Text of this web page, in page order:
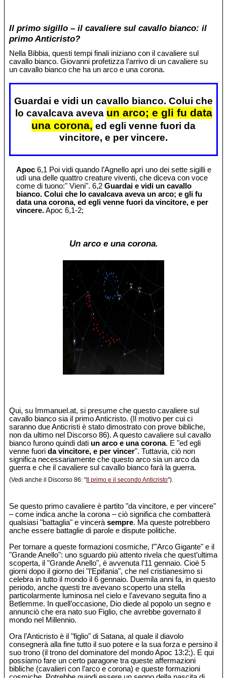
Il primo sigillo – il cavaliere sul cavallo bianco: il
primo Anticristo?
Nella Bibbia, questi tempi finali iniziano con il cavaliere sul
cavallo bianco. Giovanni profetizza l’arrivo di un cavaliere su
un cavallo bianco che ha un arco e una corona.
Guardai e vidi un cavallo bianco. Colui che
lo cavalcava aveva un arco; e gli fu data
una corona, ed egli venne fuori da
vincitore, e per vincere.
Apoc 6,1 Poi vidi quando l’Agnello aprì uno dei sette sigilli e
udì una delle quattro creature viventi, che diceva con voce
come di tuono:" Vieni". 6,2Guardai e vidi un cavallo
bianco. Colui che lo cavalcava aveva un arco; e gli fu
data una corona, ed egli venne fuori da vincitore, e per
vincere.Apoc 6,1-2;
Un arco e una corona.
Qui, su Immanuel.at, si presume che questo cavaliere sul
cavallo bianco sia il primo Anticristo. (Il motivo per cui ci
saranno due Anticristi è stato dimostrato con prove bibliche,
non da ultimo nel Discorso 86). A questo cavaliere sul cavallo
bianco furono quindi dati un arco e una corona. E "ed egli
venne fuorida vincitore, e per vincer". Tuttavia, ciò non
significa necessariamente che questo arco sia un arco da
guerra e che il cavaliere sul cavallo bianco farà la guerra.
(Vedi anche il Discorso 86: " Il primo e il secondo Anticristo").
Se questo primo cavaliere è partito "da vincitore, e per vincere"
– come indica anche la corona – ciò significa che combatterà
qualsiasi "battaglia" e vinceràsempre. Ma queste potrebbero
anche essere battaglie di parole e dispute politiche.
Per tornare a queste formazioni cosmiche, l’"Arco Gigante" e il
"Grande Anello": uno sguardo più attento rivela che quest’ultima
scoperta, il "Grande Anello", è avvenuta l’11 gennaio. Cioè 5
giorni dopo il giorno dei "l’Epifania", che nel cristianesimo si
celebra in tutto il mondo il 6 gennaio. Duemila anni fa, in questo
periodo, anche questi tre avevano scoperto una stella
particolarmente luminosa nel cielo e l’avevano seguita fino a
Betlemme. In quell’occasione, Dio diede al popolo un segno e
annunciò che era nato suo Figlio, che avrebbe governato il
mondo nel Millennio.
Ora l’Anticristo è il "figlio" di Satana, al quale il diavolo
consegnerà alla fine tutto il suo potere e la sua forza e persino il
suo trono (il trono del dominatore del mondo Apoc 13:2;). E qui
possiamo fare un certo paragone tra queste affermazioni
bibliche (cavalieri con l’arco e corona) e queste formazioni